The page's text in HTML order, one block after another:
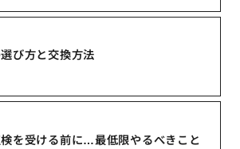
び方と交換方法
を受ける前に…最低限やるべきこと